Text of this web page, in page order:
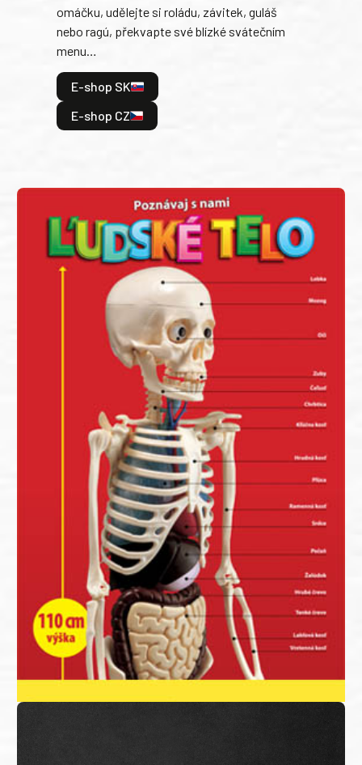
omáčku, udělejte si roládu, závitek, guláš
nebo ragú, překvapte své blízké svátečním
menu…
E-shop SK
E-shop CZ